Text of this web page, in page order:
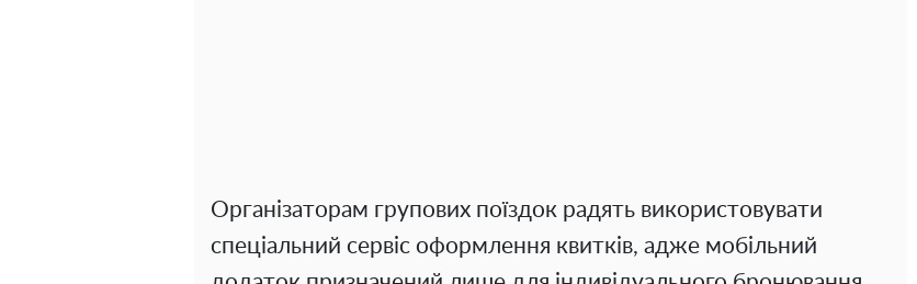
Організаторам групових поїздок радять використовувати
спеціальний сервіс оформлення квитків, адже мобільний